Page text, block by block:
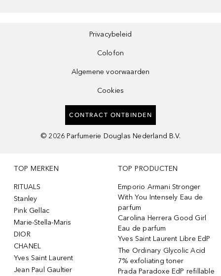
Privacybeleid
Colofon
Algemene voorwaarden
Cookies
CONTRACT ONTBINDEN
© 2026 Parfumerie Douglas Nederland B.V.
TOP MERKEN
RITUALS
Stanley
Pink Gellac
Marie-Stella-Maris
DIOR
CHANEL
Yves Saint Laurent
Jean Paul Gaultier
TOP PRODUCTEN
Emporio Armani Stronger
With You Intensely Eau de
parfum
Carolina Herrera Good Girl
Eau de parfum
Yves Saint Laurent Libre EdP
The Ordinary Glycolic Acid
7% exfoliating toner
Prada Paradoxe EdP refillable